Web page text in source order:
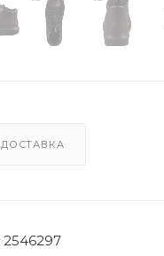
ДОСТАВКА
2546297